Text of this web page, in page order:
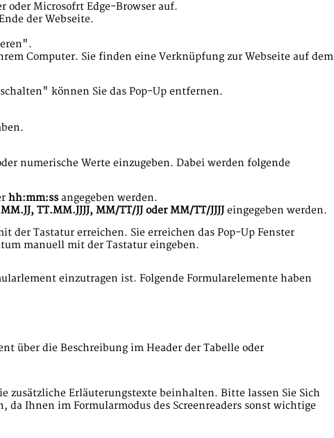
oder Microsofrt Edge-Browser auf.
der Webseite.
Computer. Sie finden eine Verknüpfung zur Webseite auf dem
können Sie das Pop-Up entfernen.
numerische Werte einzugeben. Dabei werden folgende
hh:mm:ss angegeben werden.
TT.MM.JJJJ, MM/TT/JJ oder MM/TT/JJJJ eingegeben werden.
der Tastatur erreichen. Sie erreichen das Pop-Up Fenster
manuell mit der Tastatur eingeben.
einzutragen ist. Folgende Formularelemente haben
über die Beschreibung im Header der Tabelle oder
zusätzliche Erläuterungstexte beinhalten. Bitte lassen Sie Sich
da Ihnen im Formularmodus des Screenreaders sonst wichtige